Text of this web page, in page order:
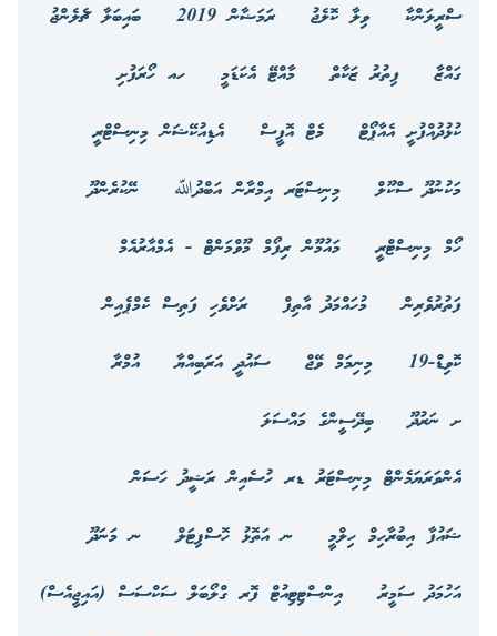
ސްރީލަންކާ
ވިލާ ކޮލެޖު ރަމަޟާން 2019
ބައިބަލާ ޗެލެންޖު
ގައްޒާ
ފިތުރު ޒަކާތް މާއްޓޭ އެކަޑަމީ
ހއ ހޯރަފުށި
ކުޅުދުއްފުށީ އެއާޕޯޓް
މެޓް އޮފީސް
އެޑިއުކޭޝަން މިނިސްޓްރީ
މަކުނުދޫ ސްކޫލް
މިނިސްޓަރ އިމްރާން އަބްދުﷲ
ނޭކުރެންދޫ
ހޯމް މިނިސްޓްރީ
މައުމޫން ރިފޯމް މޫވްމަންޓް - އެމްއާރުއެމް
ފަތުރުވެރިން
މުހައްމަދު އާތިފް
ރަށްވެހި ފަތިސް ކެމްޕެއިން
ކޮވިޑް-19
މިނިމަމް ވޭޖް ސައުދީ އަރަބިއްޔާ
އުމްރާ
ށ ނަރުދޫ
ބިދޭސީންގެ މައްސަލަ
އެންވަރަޔަމެންޓް މިނިސްޓަރު ޑރ ހުސެއިން ރަޝީދު ހަސަން
ޝައުފާ އިބުރާހިމް ހިލްމީ
ނ އަތޮޅު ހޮސްޕިޓަލް
ނ މަނަދޫ
އަހުމަދު ސަމީރު
އިންސްޓިޓިއުޓް ފޮރ ގްލޯބަލް ސަކްސަސް (އައިޖީއެސް)